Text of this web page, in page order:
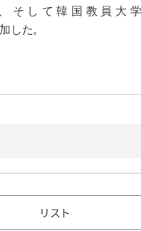
そして韓国教員大
した。
リスト